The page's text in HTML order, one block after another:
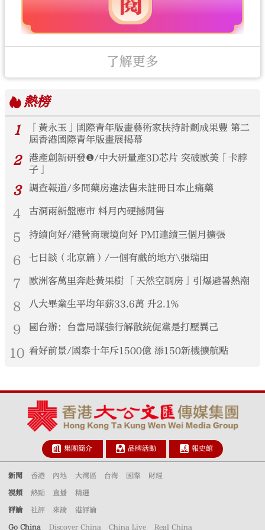
了解更多
熱榜
1
「黃永玉」國際青年版畫藝術家扶持計劃成果豐 第二
屆香港國際青年版畫展揭幕
2
港產創新研發❶/中大研量產3D芯片 突破歐美「卡脖
子」
3 調查報道/多間藥房違法售未註冊日本止痛藥
4 古洞兩新盤應市 料月內硬撼開售
5 持續向好/港營商環境向好 PMI連續三個月擴張
6 七日談（北京篇）/一個有戲的地方\張瑞田
7 歐洲客萬里奔赴黃果樹 「天然空調房」引爆避暑熱潮
8 八大畢業生平均年薪33.6萬 升2.1%
9 國台辦：台當局謀強行解散統促黨是打壓異己
10 看好前景/國泰十年斥1500億 添150新機擴航點
集團簡介 品牌活動 報史館
新聞 香港 內地 大灣區 台海 國際 財經
視頻 熱點 直播 精選
評論 社評 來論 港評論
Go China Discover China China Live Real China